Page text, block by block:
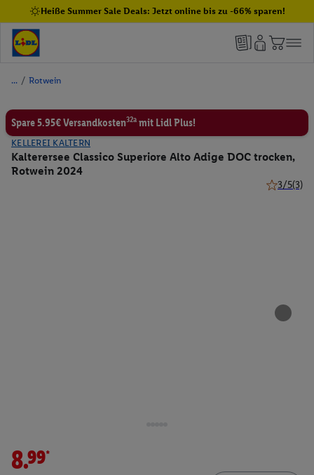
Heiße Summer Sale Deals: Jetzt online bis zu -66% sparen!
/ Rotwein
Spare 5.95€ Versandkosten32a mit Lidl Plus!
KELLEREI KALTERN
Kalterersee Classico Superiore Alto Adige DOC trocken,
Rotwein 2024
3/5(3)
8.99*